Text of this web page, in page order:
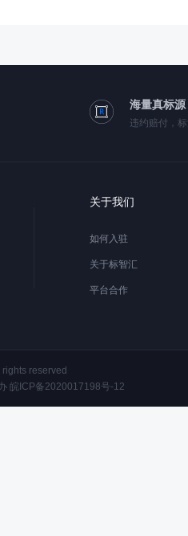
海量真标源
违约赔付，
关于我们
如何入驻
关于标智汇
平台合作
reserved
皖ICP备2020017198号-12